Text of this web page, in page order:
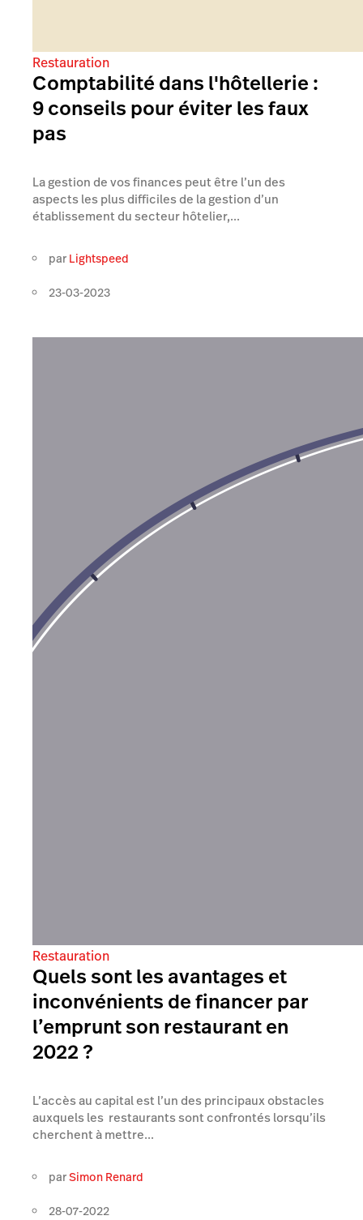
Restauration
Comptabilité dans l'hôtellerie :
9 conseils pour éviter les faux
pas
La gestion de vos finances peut être l’un des
aspects les plus difficiles de la gestion d’un
établissement du secteur hôtelier,...
par Lightspeed
23-03-2023
Restauration
Quels sont les avantages et
inconvénients de financer par
l’emprunt son restaurant en
2022 ?
L’accès au capital est l’un des principaux obstacles
auxquels les restaurants sont confrontés lorsqu’ils
cherchent à mettre...
parSimon Renard
28-07-2022